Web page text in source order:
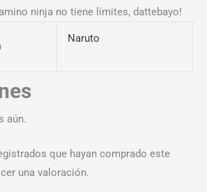
ninja no tiene límites, dattebayo!
Naruto
aún.
que hayan comprado este
una valoración.